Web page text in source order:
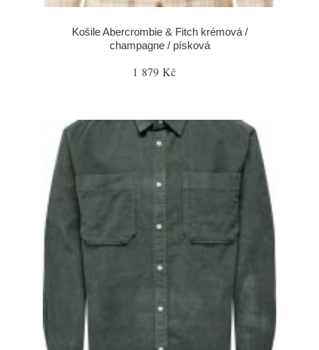
Košile Abercrombie & Fitch krémová /
champagne / písková
1 879 Kč